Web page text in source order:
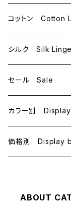
D70
E70
コットン Cotton
シルク Silk
セール Sale
B70
B75
C70
カラー別
BLACK
BEIGE
価格別 Display
1000~ABOUT